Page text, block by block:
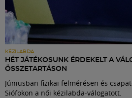
KÉZILABDA
HÉT JÁTÉKOSUNK ÉRDEKELT A
ÖSSZETARTÁSON
Júniusban fizikai felmérésen és
Siófokon a női kézilabda-válogatott.
Szolgáltatások
Shop